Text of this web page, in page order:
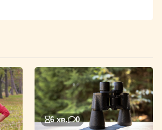
6 хв. 0